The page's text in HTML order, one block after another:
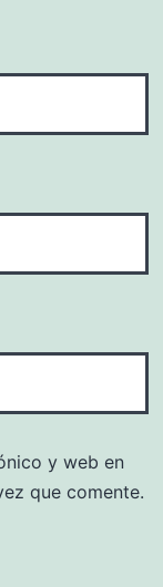
y web en
que comente.